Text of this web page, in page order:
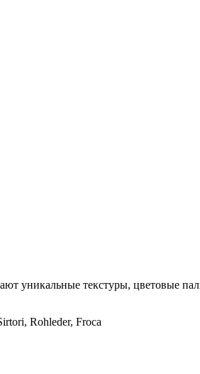
уникальные текстуры, цветовые
Rohleder, Froca